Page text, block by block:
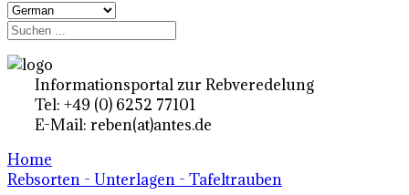
Informationsportal zur Rebveredelung
Tel: +49 (0) 6252 77101
E-Mail: reben(at)antes.de
Home
Rebsorten - Unterlagen - Tafeltrauben